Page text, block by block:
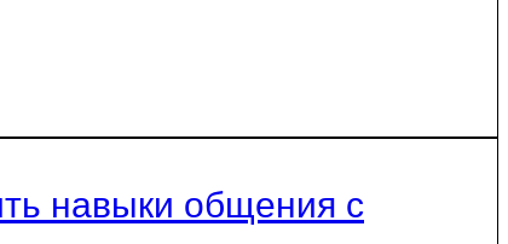
навыки общения с